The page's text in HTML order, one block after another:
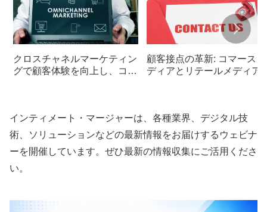
クロスチャネルマーケティン
グで顧客体験を向上し、コン
顧客接点の革新: コマースメ
ディアとリテールメディア
インティメート・マージャーは、各種業界、デジタル技
術、ソリューションなどの最新情報をお届けするウェビナ
ーを開催しています。ぜひ最新の情報収集にご活用くださ
い。